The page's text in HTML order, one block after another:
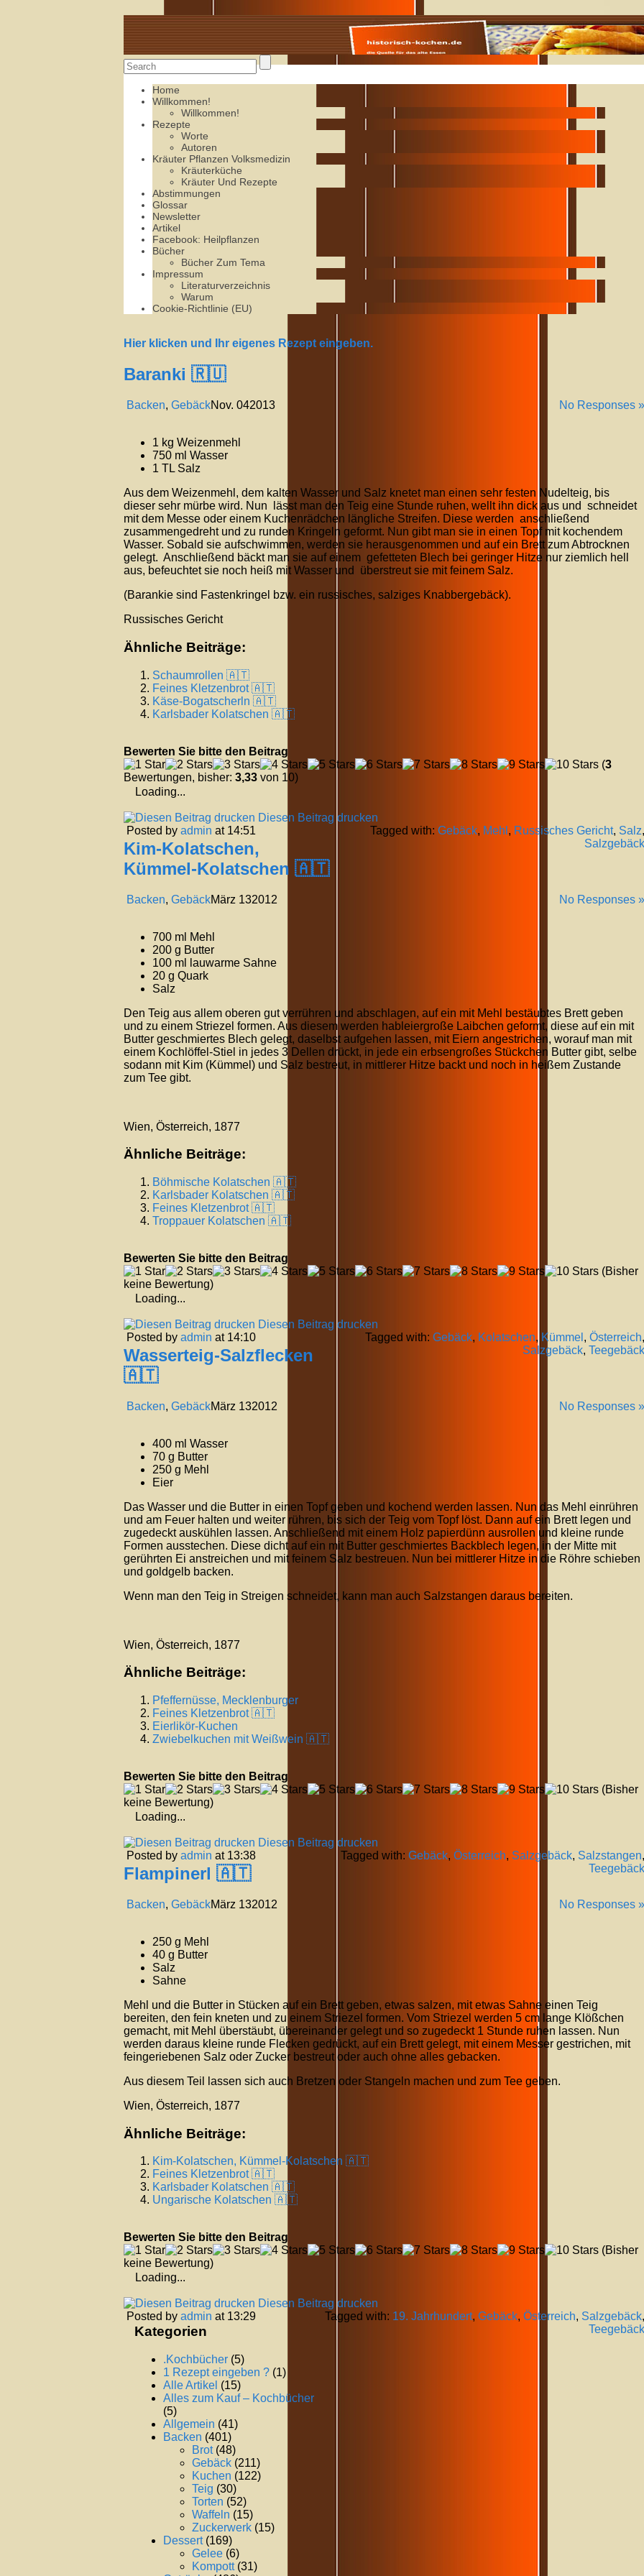
Alte Rezepte online
Home
Willkommen!
Willkommen!
Rezepte
Worte
Autoren
Kräuter Pflanzen Volksmedizin
Kräuterküche
Kräuter Und Rezepte
Abstimmungen
Glossar
Newsletter
Artikel
Facebook: Heilpflanzen
Bücher
Bücher Zum Tema
Impressum
Literaturverzeichnis
Warum
Cookie-Richtlinie (EU)
Hier klicken und Ihr eigenes Rezept eingeben.
Baranki 🇷🇺
Backen, Gebäck No Responses »
Nov. 042013
1 kg Weizenmehl
750 ml Wasser
1 TL Salz
Aus dem Weizenmehl, dem kalten Wasser und Salz knetet man einen sehr festen Nudelteig, bis
dieser sehr mürbe wird. Nun lässt man den Teig eine Stunde ruhen, wellt ihn dick aus und schneidet
mit dem Messe oder einem Kuchenrädchen längliche Streifen. Diese werden anschließend
zusammengedreht und zu runden Kringeln geformt. Nun gibt man sie in einen Topf mit kochendem
Wasser. Sobald sie aufschwimmen, werden sie herausgenommen und auf ein Brett zum Abtrocknen
gelegt. Anschließend bäckt man sie auf einem gefetteten Blech bei geringer Hitze nur ziemlich hell
aus, befeuchtet sie noch heiß mit Wasser und überstreut sie mit feinem Salz.
(Barankie sind Fastenkringel bzw. ein russisches, salziges Knabbergebäck).
Russisches Gericht
Ähnliche Beiträge:
Schaumrollen 🇦🇹
Feines Kletzenbrot 🇦🇹
Käse-Bogatscherln 🇦🇹
Karlsbader Kolatschen 🇦🇹
Bewerten Sie bitte den Beitrag
(3
Bewertungen, bisher: 3,33 von 10)
Loading...
Diesen Beitrag drucken
Posted by admin at 14:51 Tagged with: Gebäck, Mehl , Russisches Gericht, Salz,
Salzgebäck
Kim-Kolatschen,
Kümmel-Kolatschen 🇦🇹
Backen, Gebäck No Responses »
März 132012
700 ml Mehl
200 g Butter
100 ml lauwarme Sahne
20 g Quark
Salz
Den Teig aus allem oberen gut verrühren und abschlagen, auf ein mit Mehl bestäubtes Brett geben
und zu einem Striezel formen. Aus diesem werden hableiergroße Laibchen geformt, diese auf ein mit
Butter geschmiertes Blech gelegt, daselbst aufgehen lassen, mit Eiern angestrichen, worauf man mit
einem Kochlöffel-Stiel in jedes 3 Dellen drückt, in jede ein erbsengroßes Stückchen Butter gibt, selbe
sodann mit Kim (Kümmel) und Salz bestreut, in mittlerer Hitze backt und noch in heißem Zustande
zum Tee gibt.
Wien, Österreich, 1877
Ähnliche Beiträge:
Böhmische Kolatschen 🇦🇹
Karlsbader Kolatschen 🇦🇹
Feines Kletzenbrot 🇦🇹
Troppauer Kolatschen 🇦🇹
Bewerten Sie bitte den Beitrag
(Bisher
keine Bewertung)
Loading...
Diesen Beitrag drucken
Posted by admin at 14:10 Tagged with: Gebäck, Kolatschen, Kümmel , Österreich,
Salzgebäck, Teegebäck
Wasserteig-Salzflecken
🇦🇹
Backen, Gebäck No Responses »
März 132012
400 ml Wasser
70 g Butter
250 g Mehl
Eier
Das Wasser und die Butter in einen Topf geben und kochend werden lassen. Nun das Mehl einrühren
und am Feuer halten und weiter rühren, bis sich der Teig vom Topf löst. Dann auf ein Brett legen und
zugedeckt auskühlen lassen. Anschließend mit einem Holz papierdünn ausrollen und kleine runde
Formen ausstechen. Diese dicht auf ein mit Butter geschmiertes Backblech legen, in der Mitte mit
gerührten Ei anstreichen und mit feinem Salz bestreuen. Nun bei mittlerer Hitze in die Röhre schieben
und goldgelb backen.
Wenn man den Teig in Streigen schneidet, kann man auch Salzstangen daraus bereiten.
Wien, Österreich, 1877
Ähnliche Beiträge:
Pfeffernüsse, Mecklenburger
Feines Kletzenbrot 🇦🇹
Eierlikör-Kuchen
Zwiebelkuchen mit Weißwein 🇦🇹
Bewerten Sie bitte den Beitrag
(Bisher
keine Bewertung)
Loading...
Diesen Beitrag drucken
Posted by admin at 13:38 Tagged with: Gebäck, Österreich, Salzgebäck, Salzstangen,
Teegebäck
Flampinerl 🇦🇹
Backen, Gebäck No Responses »
März 132012
250 g Mehl
40 g Butter
Salz
Sahne
Mehl und die Butter in Stücken auf ein Brett geben, etwas salzen, mit etwas Sahne einen Teig
bereiten, den fein kneten und zu einem Striezel formen. Vom Striezel werden 5 cm lange Klößchen
gemacht, mit Mehl überstäubt, übereinander gelegt und so zugedeckt 1 Stunde ruhen lassen. Nun
werden daraus kleine runde Flecken gedrückt, auf ein Brett gelegt, mit einem Messer gestrichen, mit
feingeriebenen Salz oder Zucker bestreut oder auch ohne alles gebacken.
Aus diesem Teil lassen sich auch Bretzen oder Stangeln machen und zum Tee geben.
Wien, Österreich, 1877
Ähnliche Beiträge:
Kim-Kolatschen, Kümmel-Kolatschen 🇦🇹
Feines Kletzenbrot 🇦🇹
Karlsbader Kolatschen 🇦🇹
Ungarische Kolatschen 🇦🇹
Bewerten Sie bitte den Beitrag
(Bisher
keine Bewertung)
Loading...
Diesen Beitrag drucken
Posted by admin at 13:29 Tagged with: 19. Jahrhundert, Gebäck, Österreich, Salzgebäck,
Teegebäck
Kategorien
.Kochbücher (5)
1 Rezept eingeben ? (1)
Alle Artikel (15)
Alles zum Kauf – Kochbücher
(5)
Allgemein (41)
Backen (401)
Brot(48)
Gebäck (211)
Kuchen (122)
Teig (30)
Torten (52)
Waffeln (15)
Zuckerwerk (15)
Dessert(169)
Gelee (6)
Kompott(31)